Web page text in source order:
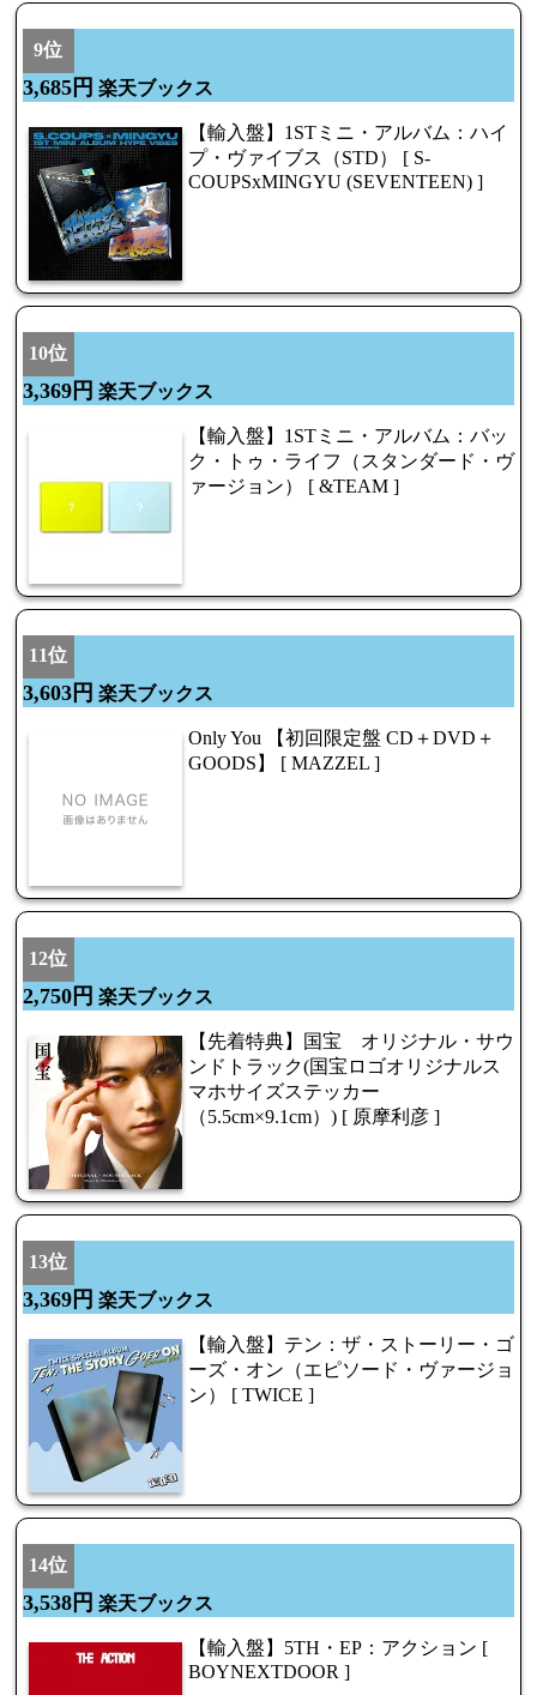
9位
3,685円 楽天ブックス
【輸入盤】1STミニ・アルバム：ハイ
プ・ヴァイブス（STD） [ S-
COUPSxMINGYU (SEVENTEEN) ]
10位
3,369円 楽天ブックス
【輸入盤】1STミニ・アルバム：バッ
ク・トゥ・ライフ（スタンダード・ヴ
ァージョン） [ &TEAM ]
11位
3,603円 楽天ブックス
Only You 【初回限定盤 CD＋DVD＋
GOODS】 [ MAZZEL ]
12位
2,750円 楽天ブックス
【先着特典】国宝 オリジナル・サウ
ンドトラック(国宝ロゴオリジナルス
マホサイズステッカー
（5.5cm×9.1cm）) [ 原摩利彦 ]
13位
3,369円 楽天ブックス
【輸入盤】テン：ザ・ストーリー・ゴ
ーズ・オン（エピソード・ヴァージョ
ン） [ TWICE ]
14位
3,538円 楽天ブックス
【輸入盤】5TH・EP：アクション [
BOYNEXTDOOR ]